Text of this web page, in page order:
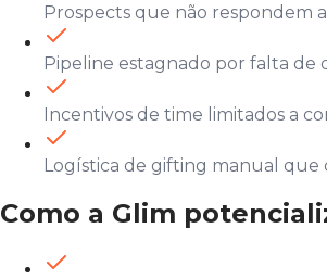
Prospects que não respondem
Pipeline estagnado por falta de
Incentivos de time limitados a
Logística de gifting manual que
Como a Glim